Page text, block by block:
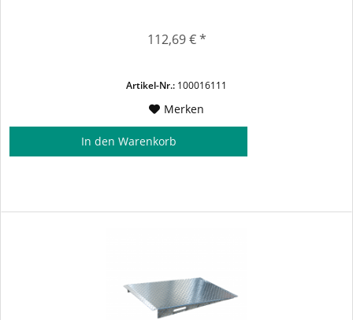
112,69 € *
Artikel-Nr.: 100016111
Merken
In den Warenkorb